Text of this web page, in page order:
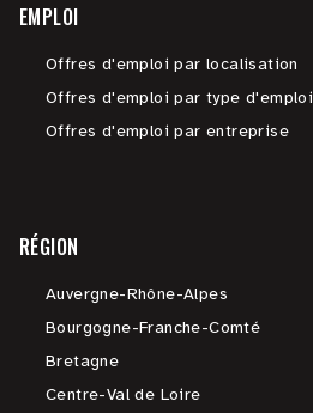
EMPLOI
Offres d'emploi par localisation
Offres d'emploi par type d'emploi
Offres d'emploi par entreprise
RÉGION
Auvergne-Rhône-Alpes
Bourgogne-Franche-Comté
Bretagne
Centre-Val de Loire